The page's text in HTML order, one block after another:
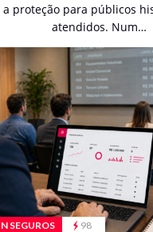
proteção para públicos
atendidos. Num…
SEGUROS 98